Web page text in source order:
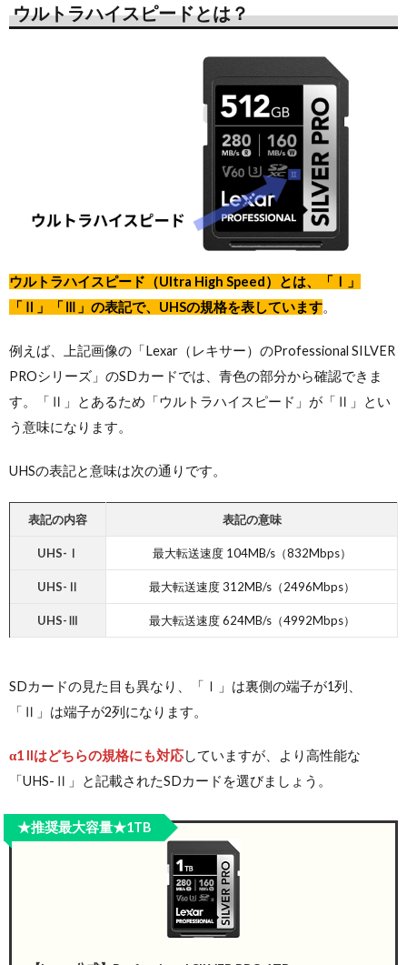
ウルトラハイスピードとは？
ウルトラハイスピード（Ultra High Speed）とは、「Ⅰ」
「Ⅱ」「Ⅲ」の表記で、UHSの規格を表しています。
例えば、上記画像の「Lexar（レキサー）のProfessional SILVER
PROシリーズ」のSDカードでは、青色の部分から確認できま
す。「Ⅱ」とあるため「ウルトラハイスピード」が「Ⅱ」とい
う意味になります。
UHSの表記と意味は次の通りです。
表記の内容 表記の意味
UHS-Ⅰ 最大転送速度 104MB/s（832Mbps）
UHS-Ⅱ 最大転送速度 312MB/s（2496Mbps）
UHS-Ⅲ 最大転送速度 624MB/s（4992Mbps）
SDカードの見た目も異なり、「Ⅰ」は裏側の端子が1列、
「Ⅱ」は端子が2列になります。
α1 IIはどちらの規格にも対応していますが、より高性能な
「UHS-Ⅱ」と記載されたSDカードを選びましょう。
★推奨最大容量★1TB